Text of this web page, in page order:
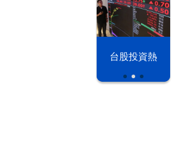
台股投資熱